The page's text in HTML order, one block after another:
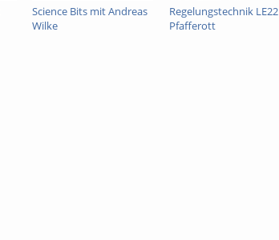
Science Bits mit Andreas
Wilke
Regelungstechnik LE22
Pfafferott